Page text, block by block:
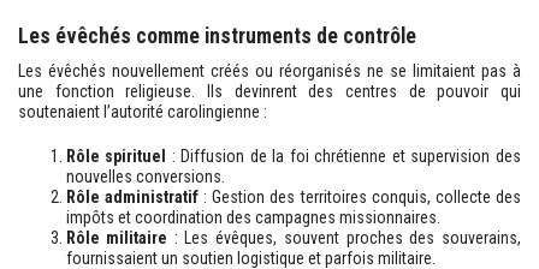
Les évêchés comme instruments de contrôle
Les évêchés nouvellement créés ou réorganisés ne se limitaient pas à
une fonction religieuse. Ils devinrent des centres de pouvoir qui
soutenaient l’autorité carolingienne :
Rôle spirituel : Diffusion de la foi chrétienne et supervision des
nouvelles conversions.
Rôle administratif : Gestion des territoires conquis, collecte des
impôts et coordination des campagnes missionnaires.
Rôle militaire : Les évêques, souvent proches des souverains,
fournissaient un soutien logistique et parfois militaire.